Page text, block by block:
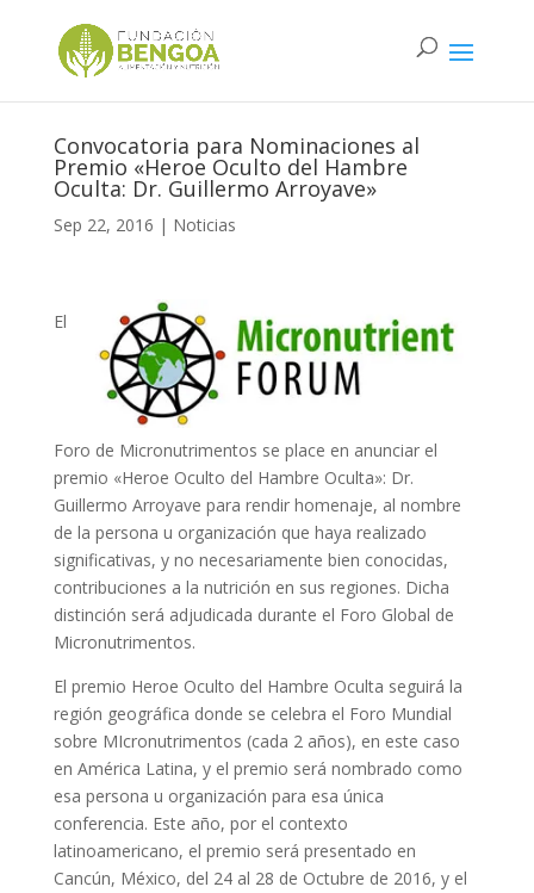
Convocatoria para Nominaciones al
Premio «Heroe Oculto del Hambre
Oculta: Dr. Guillermo Arroyave»
Sep 22, 2016 | Noticias
El
Foro de Micronutrimentos se place en anunciar el
premio «Heroe Oculto del Hambre Oculta»: Dr.
Guillermo Arroyave para rendir homenaje, al nombre
de la persona u organización que haya realizado
significativas, y no necesariamente bien conocidas,
contribuciones a la nutrición en sus regiones. Dicha
distinción será adjudicada durante el Foro Global de
Micronutrimentos.
El premio Heroe Oculto del Hambre Oculta seguirá la
región geográfica donde se celebra el Foro Mundial
sobre MIcronutrimentos (cada 2 años), en este caso
en América Latina, y el premio será nombrado como
esa persona u organización para esa única
conferencia. Este año, por el contexto
latinoamericano, el premio será presentado en
Cancún, México, del 24 al 28 de Octubre de 2016, y el